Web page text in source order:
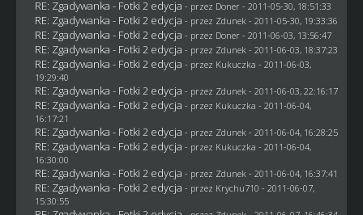
RE: Zgadywanka - Fotki 2 edycja - przez Doner- 2011-05-30, 18:51:33
RE: Zgadywanka - Fotki 2 edycja - przez Zdunek - 2011-05-30, 19:33:36
RE: Zgadywanka - Fotki 2 edycja - przez Doner- 2011-06-03, 13:56:47
RE: Zgadywanka - Fotki 2 edycja - przez Zdunek - 2011-06-03, 18:37:23
RE: Zgadywanka - Fotki 2 edycja - przez Kukuczka - 2011-06-03,
19:29:40
RE: Zgadywanka - Fotki 2 edycja - przez Zdunek - 2011-06-03, 22:16:17
RE: Zgadywanka - Fotki 2 edycja - przez Kukuczka - 2011-06-04,
16:17:21
RE: Zgadywanka - Fotki 2 edycja - przez Zdunek - 2011-06-04, 16:28:25
RE: Zgadywanka - Fotki 2 edycja - przez Kukuczka - 2011-06-04,
16:30:00
RE: Zgadywanka - Fotki 2 edycja - przez Zdunek - 2011-06-04, 16:37:41
RE: Zgadywanka - Fotki 2 edycja - przez Krychu710 - 2011-06-07,
15:30:55